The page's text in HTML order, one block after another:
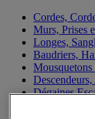
Cordes,
Murs, Prises
Longes,
Baudriers,
Mousquetons
Dégaines